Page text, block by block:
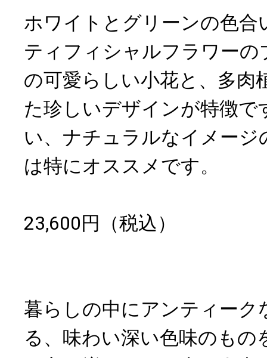
ホワイトとグリーンの色合
ティフィシャルフラワー
の可愛らしい小花と、多肉
た珍しいデザインが特徴で
い、ナチュラルなイメー
は特にオススメです。
23,600円（税込）
暮らしの中にアンティーク
る、味わい深い色味のもの